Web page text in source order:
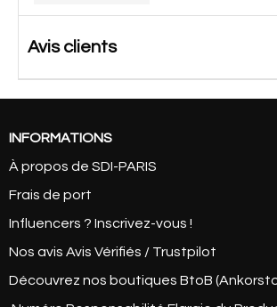
Avis clients
INFORMATIONS
À propos de SDI-PARIS
Frais de port
Influencers ? Inscrivez-vous !
Nos avis Avis Vérifiés / Trustpilot
Découvrez nos boutiques BtoB